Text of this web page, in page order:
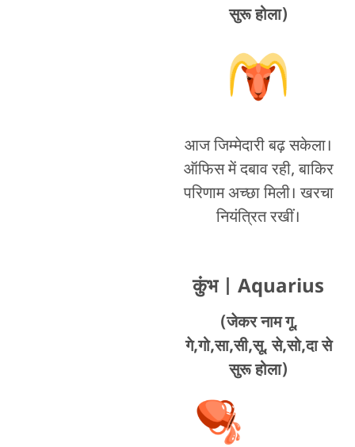
सुरू होला)
आज जिम्मेदारी बढ़ सकेला।
ऑफिस में दबाव रही, बाकिर
परिणाम अच्छा मिली। खरचा
नियंत्रित रखीं।
कुंभ | Aquarius
(जेकर नाम गू,
गे,गो,सा,सी,सू, से,सो,दा से
सुरू होला)